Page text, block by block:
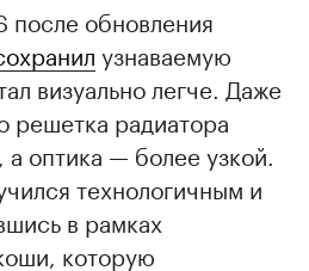
после обновления
узнаваемую
визуально легче. Даже
решетка радиатора
а оптика — более узкой.
технологичным и
в рамках
которую